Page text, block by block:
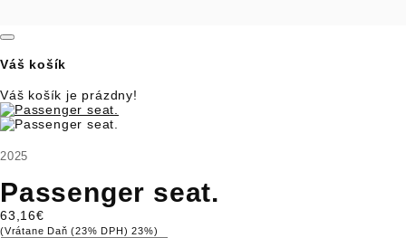
NOVINKY
DEALER LOCATOR
DUCATI CLUB
Váš košík
Váš košík je prázdny!
2025
Passenger seat.
63,16€
(Vrátane Daň (23% DPH) 23%)